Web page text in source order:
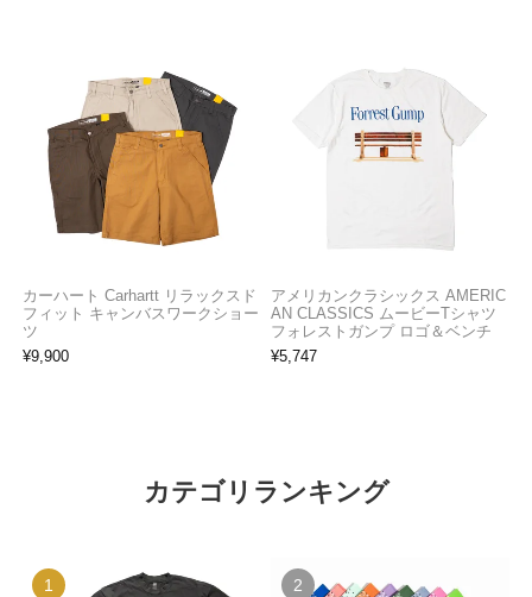
カーハート Carhartt リラックスド
フィット キャンバスワークショー
ツ
¥9,900
アメリカンクラシックス AMERIC
AN CLASSICS ムービーTシャツ
フォレストガンプ ロゴ＆ベンチ
¥5,747
カテゴリランキング